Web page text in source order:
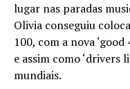
lugar nas paradas
Olivia conseguiu
100, com a nova
e assim como ‘drivers
mundiais.